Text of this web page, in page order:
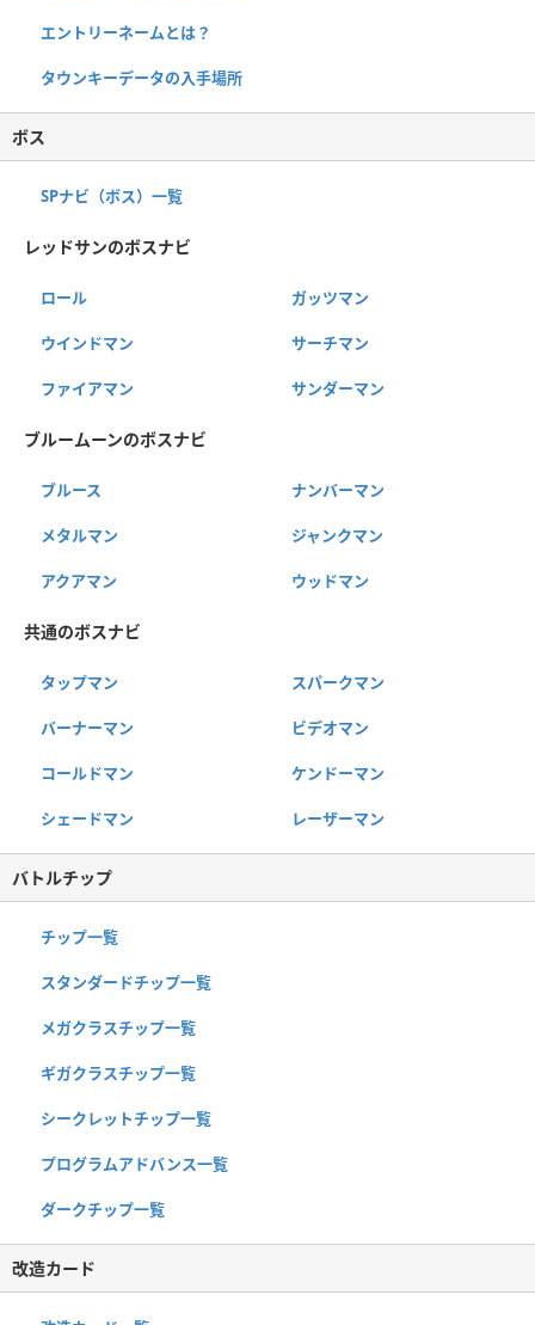
エントリーネームとは？
タウンキーデータの入手場所
ボス
SPナビ（ボス）一覧
レッドサンのボスナビ
ロール ガッツマン
ウインドマン サーチマン
ファイアマン サンダーマン
ブルームーンのボスナビ
ブルース ナンバーマン
メタルマン ジャンクマン
アクアマン ウッドマン
共通のボスナビ
タップマン スパークマン
バーナーマン ビデオマン
コールドマン ケンドーマン
シェードマン レーザーマン
バトルチップ
チップ一覧
スタンダードチップ一覧
メガクラスチップ一覧
ギガクラスチップ一覧
シークレットチップ一覧
プログラムアドバンス一覧
ダークチップ一覧
改造カード